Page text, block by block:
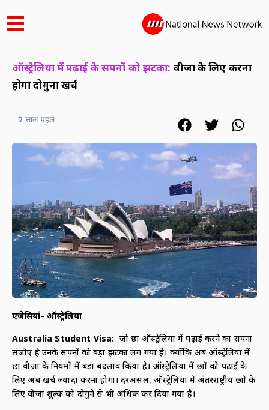
ऑस्ट्रेलिया में पढ़ाई के सपनों को झटका: वीजा के लिए करना
होगा दोगुना खर्च
2 साल पहले
एजेसियां- ऑस्ट्रेलिया
Australia Student Visa: जो छात्र ऑस्ट्रेलिया में पढ़ाई करने का सपना
संजोए है उनके सपनों को बड़ा झटका लग गया है। क्योंकि अब ऑस्ट्रेलिया में
छात्र वीजा के नियमों में बड़ा बदलाव किया है। ऑस्ट्रेलिया में छात्रों को पढ़ाई के
लिए अब खर्च ज्यादा करना होगा। दरअसल, ऑस्ट्रेलिया में अंतरराष्ट्रीय छात्रों के
लिए वीजा शुल्क को दोगुने से भी अधिक कर दिया गया है।